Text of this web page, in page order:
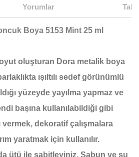
Yorumlar
Boya 5153 Mint 25 ml
oluşturan Dora metalik boya
ışıltılı sedef görünümlü
yüzeyde yayılma yapmaz ve
başına kullanılabildiği gibi
vermek, dekoratif çalışmalara
yaratmak için kullanılır.
ütü ile sabitleyiniz. Sabun ve su